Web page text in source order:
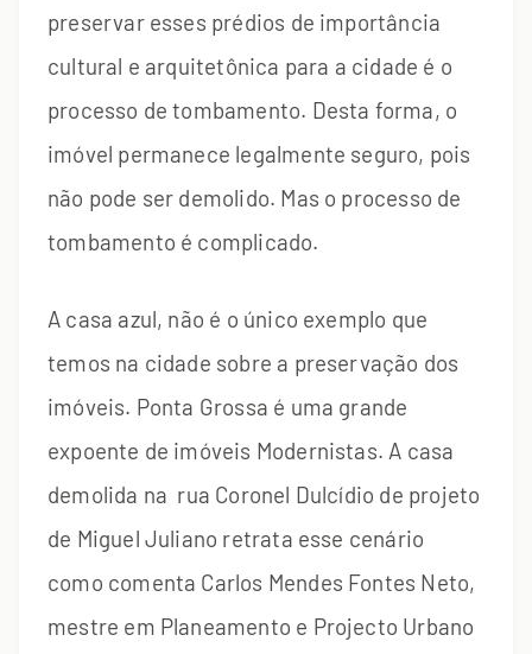
preservar esses prédios de importância
cultural e arquitetônica para a cidade é o
processo de tombamento. Desta forma, o
imóvel permanece legalmente seguro, pois
não pode ser demolido. Mas o processo de
tombamento é complicado.
A casa azul, não é o único exemplo que
temos na cidade sobre a preservação dos
imóveis. Ponta Grossa é uma grande
expoente de imóveis Modernistas. A casa
demolida na rua Coronel Dulcídio de projeto
de Miguel Juliano retrata esse cenário
como comenta Carlos Mendes Fontes Neto,
mestre em Planeamento e Projecto Urbano